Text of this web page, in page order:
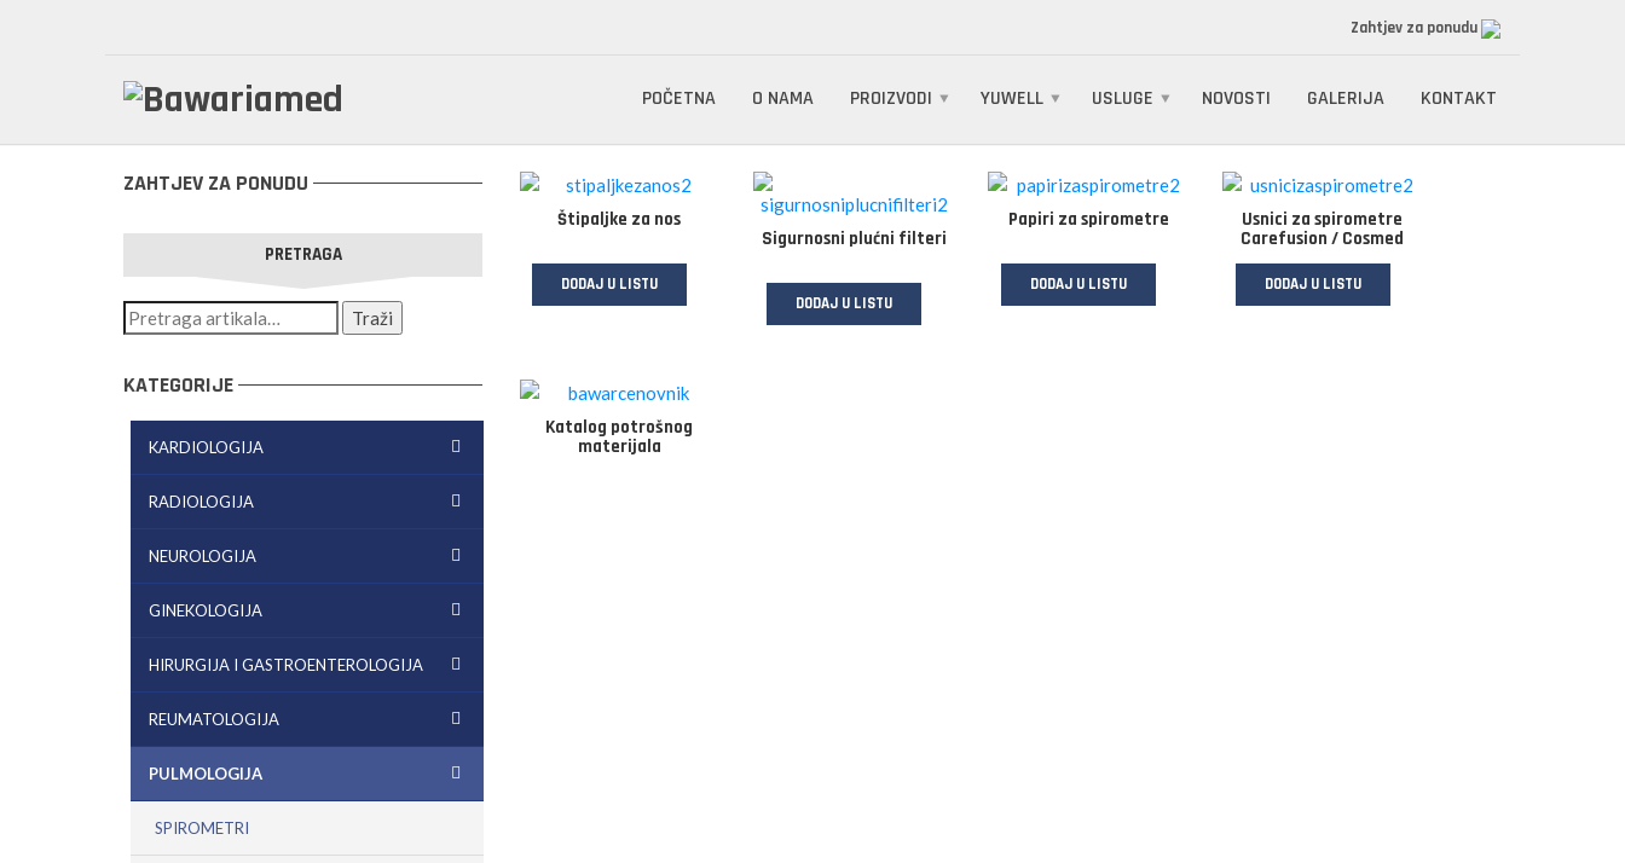
Zahtjev za ponudu
POČETNA O NAMA PROIZVODI YUWELL USLUGE NOVOSTI GALERIJA KONTAKT
ZAHTJEV ZA PONUDU
PRETRAGA
KATEGORIJE
KARDIOLOGIJA
RADIOLOGIJA
NEUROLOGIJA
GINEKOLOGIJA
HIRURGIJA I GASTROENTEROLOGIJA
REUMATOLOGIJA
PULMOLOGIJA
SPIROMETRI
Štipaljke za nos
DODAJ U LISTU
Sigurnosni plućni filteri
DODAJ U LISTU
Papiri za spirometre
DODAJ U LISTU
Usnici za spirometre
Carefusion / Cosmed
DODAJ U LISTU
Katalog potrošnog
materijala